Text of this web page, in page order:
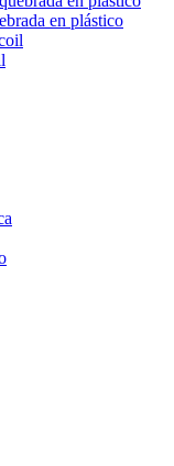
en plástico